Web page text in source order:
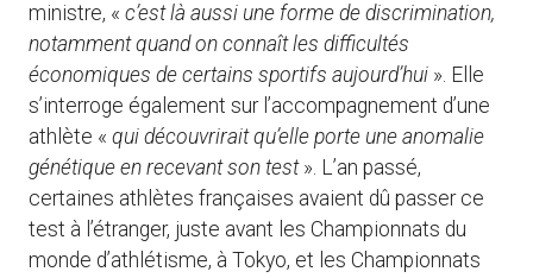
ministre, « c’est là aussi une forme de discrimination,
notamment quand on connaît les difficultés
économiques de certains sportifs aujourd’hui ». Elle
s’interroge également sur l’accompagnement d’une
athlète « qui découvrirait qu’elle porte une anomalie
génétique en recevant son test». L’an passé,
certaines athlètes françaises avaient dû passer ce
test à l’étranger, juste avant les Championnats du
monde d’athlétisme, à Tokyo, et les Championnats